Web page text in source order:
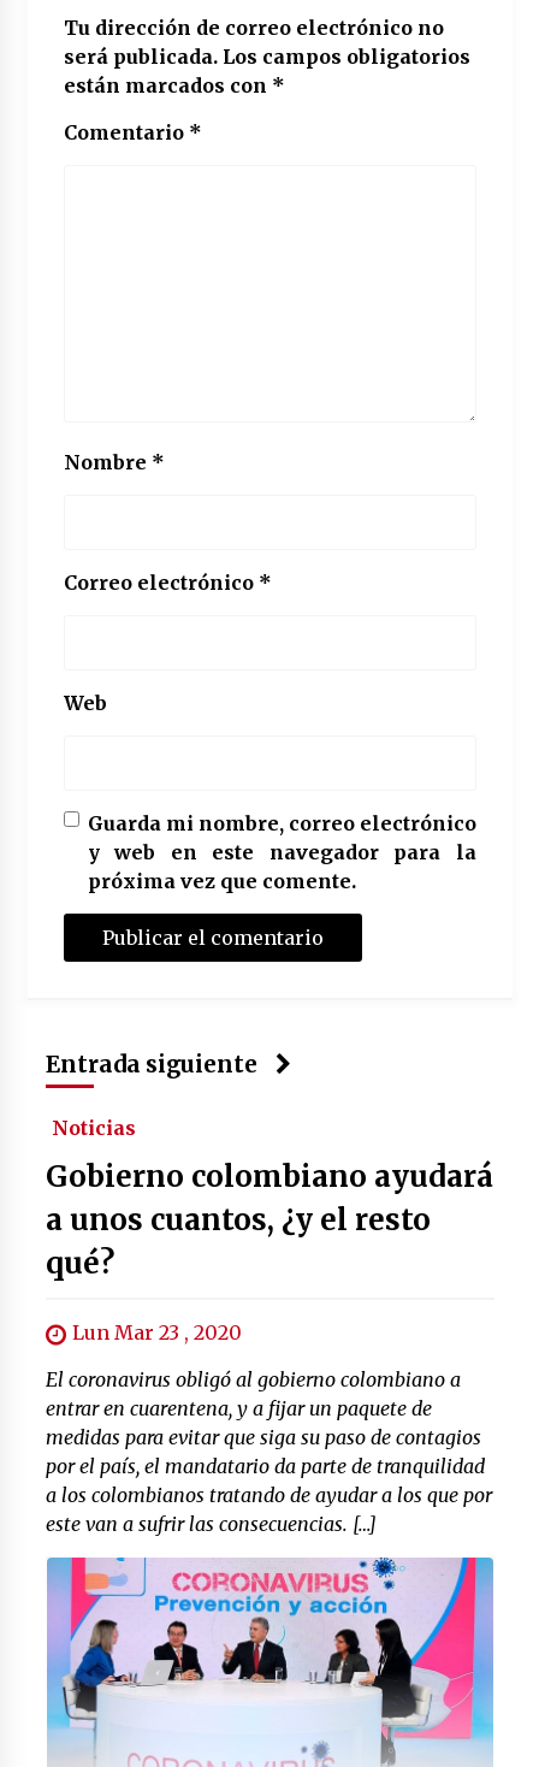
Tu dirección de correo electrónico no
será publicada. Los campos obligatorios
están marcados con *
Comentario *
Nombre *
Correo electrónico *
Web
Guarda mi nombre, correo electrónico
y web en este navegador para la
próxima vez que comente.
Entrada siguiente
Noticias
Gobierno colombiano ayudará
a unos cuantos, ¿y el resto
qué?
Lun Mar 23 , 2020
El coronavirus obligó al gobierno colombiano a
entrar en cuarentena, y a fijar un paquete de
medidas para evitar que siga su paso de contagios
por el país, el mandatario da parte de tranquilidad
a los colombianos tratando de ayudar a los que por
este van a sufrir las consecuencias. […]